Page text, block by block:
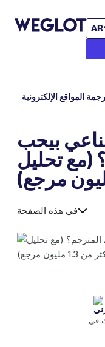
AR
المواقع الإلكترونية
بيحب
(مع تحليل
في هذه الصفحة
في